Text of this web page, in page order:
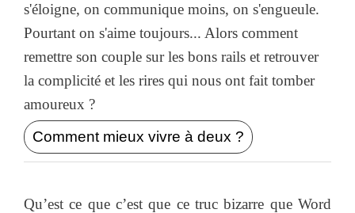
s'éloigne, on communique moins, on s'engueule.
Pourtant on s'aime toujours... Alors comment
remettre son couple sur les bons rails et retrouver
la complicité et les rires qui nous ont fait tomber
amoureux ?
Comment mieux vivre à deux ?
Qu’est ce que c’est que ce truc bizarre que Word